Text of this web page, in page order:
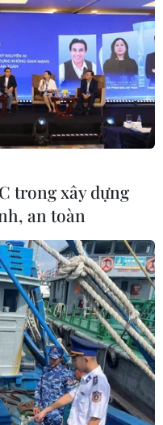
ngừng bắn của
"hoan nghênh" sáng
Putin, song vẫn
vũ trang trong cuộc
bố."
trong xây dựng
an toàn